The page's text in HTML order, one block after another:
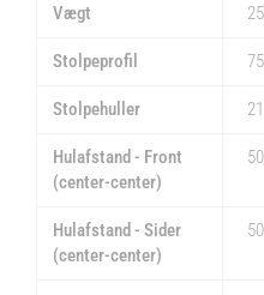
Vægt
Stolpeprofil
Stolpehuller
Hulafstand - Front
(center-center)
Hulafstand - Sider
(center-center)